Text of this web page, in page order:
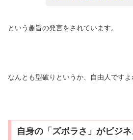
という趣旨の発言をされています。
なんとも型破りというか、自由人ですよ
自身の「ズボラさ」がビジ